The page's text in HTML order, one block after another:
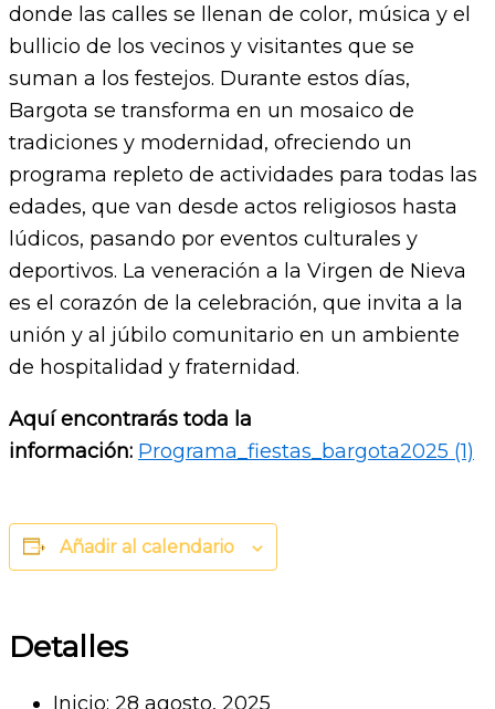
donde las calles se llenan de color, música y el
bullicio de los vecinos y visitantes que se
suman a los festejos. Durante estos días,
Bargota se transforma en un mosaico de
tradiciones y modernidad, ofreciendo un
programa repleto de actividades para todas las
edades, que van desde actos religiosos hasta
lúdicos, pasando por eventos culturales y
deportivos. La veneración a la Virgen de Nieva
es el corazón de la celebración, que invita a la
unión y al júbilo comunitario en un ambiente
de hospitalidad y fraternidad.
Aquí encontrarás toda la
información: Programa_fiestas_bargota2025 (1)
Añadir al calendario
Detalles
Inicio: 28 agosto, 2025